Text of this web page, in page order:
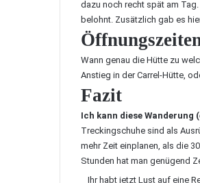
dazu noch recht spät am
belohnt. Zusätzlich gab es
Wann genau die Hütte zu
Anstieg in der Carrel-Hütte,
Fazit
Ich kann diese
Treckingschuhe sind als
mehr Zeit einplanen, als die
Stunden hat man genügend
Ihr habt jetzt Lust auf eine